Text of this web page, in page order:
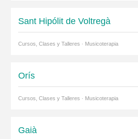
Sant Hipólit de Voltregà
Cursos, Clases y Talleres · Musicoterapia
Orís
Cursos, Clases y Talleres · Musicoterapia
Gaià